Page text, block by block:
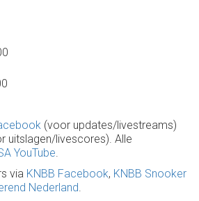
(voor updates/livestreams)
uitslagen/livescores). Alle
YouTube.
via KNBB Facebook, KNBB Snooker
Nederland.